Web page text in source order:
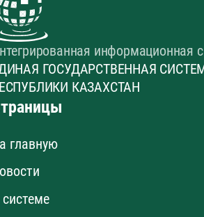
информационная
ГОСУДАРСТВЕННАЯ
КАЗАХСТАН
главную